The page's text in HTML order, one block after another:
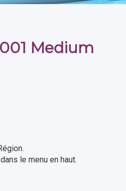
Medium
le menu en haut.